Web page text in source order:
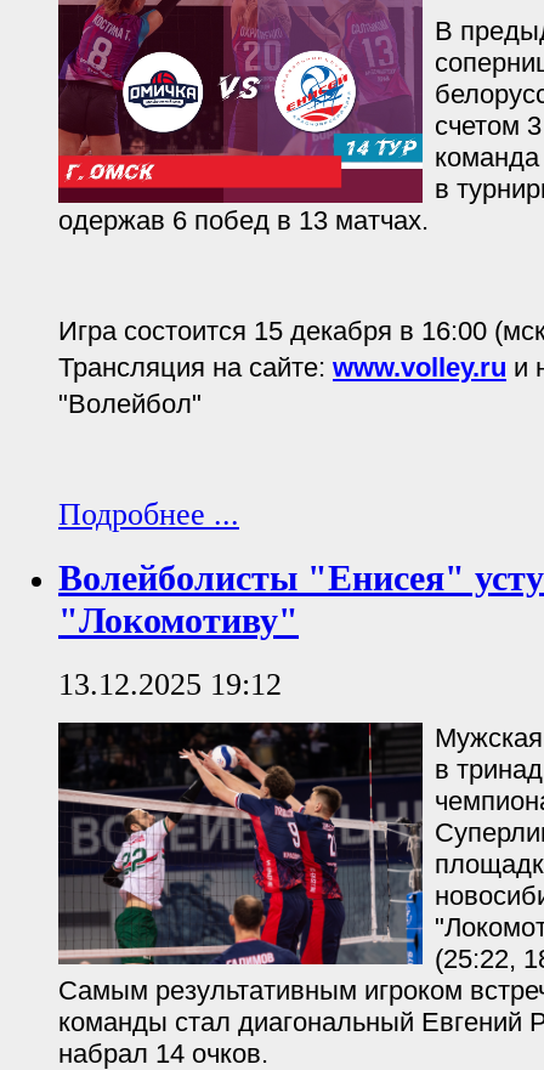
В
счетом
в
одержав 6 побед в 13 матчах.
Игра состоится 15 декабря в 16:00
Трансляция на сайте: www.volley.ru и
"Волейбол"
Подробнее ...
Волейболисты "Енисея"
"Локомотиву"
13.12.2025 19:12
в
(25:22,
Самым результативным игроком
команды стал диагональный Евгений
набрал 14 очков.